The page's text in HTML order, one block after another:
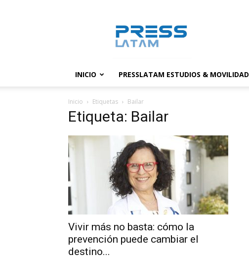
noticias
INICIO PRESSLATAM ESTUDIOS & MOVILIDAD
Inicio Etiquetas Bailar
Etiqueta: Bailar
Vivir más no basta: cómo la
prevención puede cambiar el
destino...